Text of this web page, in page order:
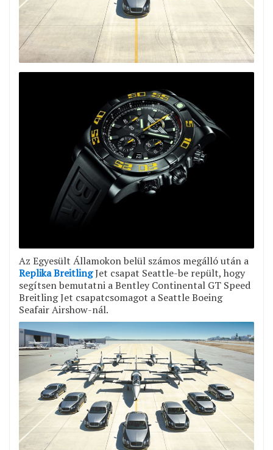
Az Egyesült Államokon belül számos megálló után a
Replika BreitlingJet csapat Seattle-be repült, hogy
segítsen bemutatni a Bentley Continental GT Speed
Breitling Jet csapatcsomagot a Seattle Boeing
Seafair Airshow-nál.